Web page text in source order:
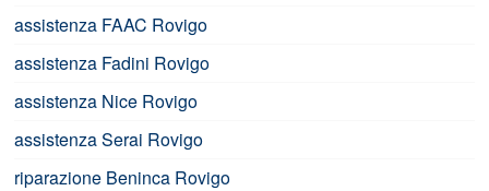
assistenza FAAC Rovigo
assistenza Fadini Rovigo
assistenza Nice Rovigo
assistenza Serai Rovigo
riparazione Beninca Rovigo